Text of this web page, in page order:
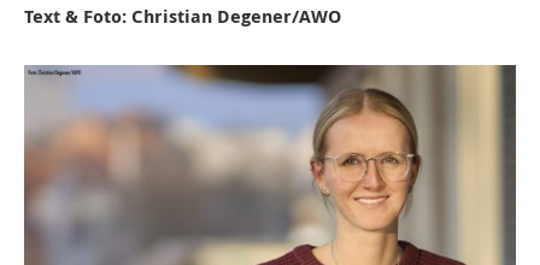
Kindertagesstätte Tresckowstraße
Kindertagesstätte Voltmerstraße
Kindertagesstätte Wiehbergstraße
Text & Foto: Christian Degener/AWO